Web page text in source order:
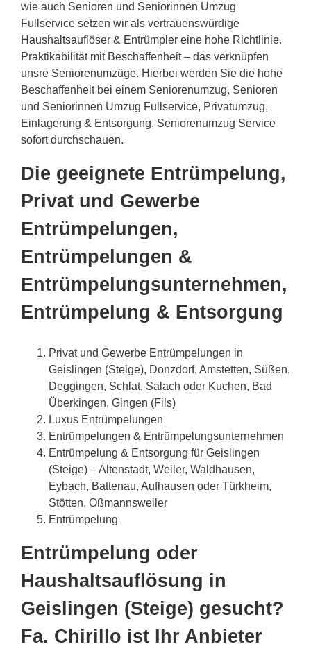
wie auch Senioren und Seniorinnen Umzug
Fullservice setzen wir als vertrauenswürdige
Haushaltsauflöser & Entrümpler eine hohe Richtlinie.
Praktikabilität mit Beschaffenheit – das verknüpfen
unsre Seniorenumzüge. Hierbei werden Sie die hohe
Beschaffenheit bei einem Seniorenumzug, Senioren
und Seniorinnen Umzug Fullservice, Privatumzug,
Einlagerung & Entsorgung, Seniorenumzug Service
sofort durchschauen.
Die geeignete Entrümpelung,
Privat und Gewerbe
Entrümpelungen,
Entrümpelungen &
Entrümpelungsunternehmen,
Entrümpelung & Entsorgung
Privat und Gewerbe Entrümpelungen in
Geislingen (Steige), Donzdorf, Amstetten, Süßen,
Deggingen, Schlat, Salach oder Kuchen, Bad
Überkingen, Gingen (Fils)
Luxus Entrümpelungen
Entrümpelungen & Entrümpelungsunternehmen
Entrümpelung & Entsorgung für Geislingen
(Steige) – Altenstadt, Weiler, Waldhausen,
Eybach, Battenau, Aufhausen oder Türkheim,
Stötten, Oßmannsweiler
Entrümpelung
Entrümpelung oder
Haushaltsauflösung in
Geislingen (Steige) gesucht?
Fa. Chirillo ist Ihr Anbieter